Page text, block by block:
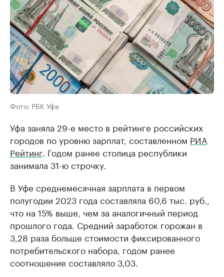
Фото: РБК Уфа
Уфа заняла 29-е место в рейтинге российских
городов по уровню зарплат, составленном РИА
Рейтинг . Годом ранее столица республики
занимала 31-ю строчку.
В Уфе среднемесячная зарплата в первом
полугодии 2023 года составляла 60,6 тыс. руб.,
что на 15% выше, чем за аналогичный период
прошлого года. Средний заработок горожан в
3,28 раза больше стоимости фиксированного
потребительского набора, годом ранее
соотношение составляло 3,03.